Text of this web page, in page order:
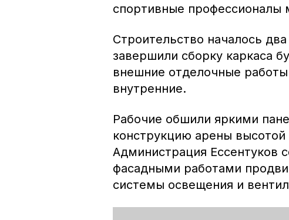
спортивные профессионалы
Строительство началось
завершили сборку каркаса
внешние отделочные
внутренние.
Рабочие обшили яркими
конструкцию арены высотой
Администрация Ессентуков
фасадными работами
системы освещения и